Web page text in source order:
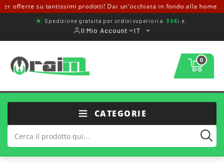
offerte su tantissimi prodotti! Dai un'occhiata in fondo alla home ↓↓↓
Spedizione gratuita per ordini superiori a 30€i.e.
Il Mio Account IT
0
CATEGORIE